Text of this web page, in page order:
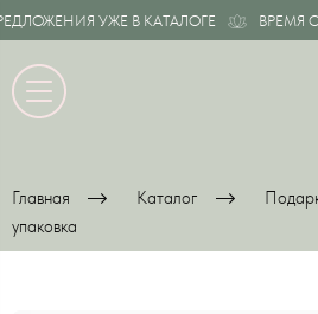
УЖЕ В КАТАЛОГЕ ВРЕМЯ
Главная Каталог
упаковка